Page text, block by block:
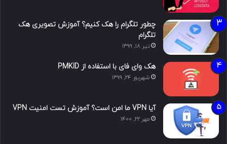
چطور تلگرام را هک کنیم؟ آموزش تصویری هک
تلگرام
تیر ۱۸, ۱۳۹۹
هک وای فای با استفاده از PMKID
شهریور ۲۴, ۱۳۹۹
آیا VPN ما امن است؟ آموزش تست امنیت VPN
مهر ۲۲, ۱۴۰۰